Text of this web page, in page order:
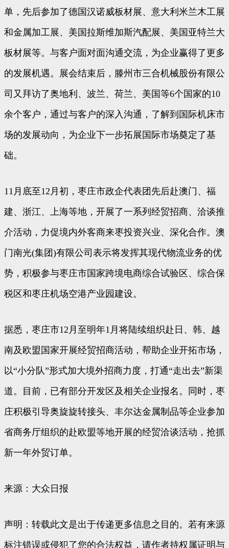
单，先后参加了德国汉诺威板材展、意大利米兰木工展
和金属加工展、美国拉斯维加斯汽配展、美国亚特兰大
板材展等。与客户面对面沟通交流，为企业赢得了更多
的发展机遇。展会结束后，滕州市三合机械股份有限公
司又拜访了奥地利、波兰、荷兰、美国等6个国家的10
余个客户，通过与客户的深入沟通，了解到国际机床市
场的发展动向，为企业下一步拓展国际市场奠定了基
础。
11月底至12月初，枣庄市政企代表团先后赴澳门、福
建、浙江、上海等地，开展了一系列经贸招商、洽谈推
介活动，力促境内外客商来枣投资兴业、深化合作。澳
门南光(集团)有限公司表示将发挥其现代物流业务的优
势，积极参与枣庄市国家跨境电商综合试验区、综合保
税区和枣庄机场空港产业园建设。
据悉，枣庄市12月至明年1月将陆续组织赴日、韩、越
南及欧盟国家开展经贸招商活动，帮助企业开拓市场，
以“小分队”形式加大境外招商力度，打通“走出去”新渠
道。目前，已有部分开发区及相关企业报名。同时，枣
庄积极引导奥旋旋转接头、丰尔达金属制品等企业参加
省商务厅组织的赴欧盟等地开展的经贸洽谈活动，抢抓
新一年外贸订单。
来源：大众日报
声明：转载此文是出于传递更多信息之目的。若有来源
标注错误或侵犯了您的合法权益，请作者持权属证明与